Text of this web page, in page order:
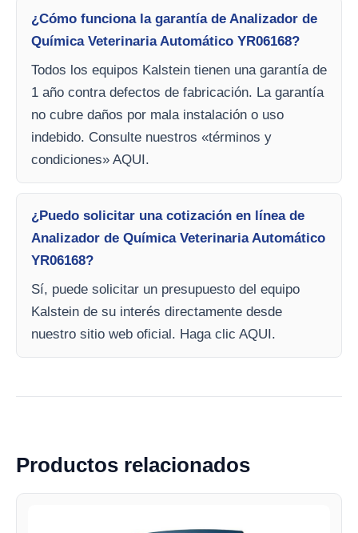
¿Cómo funciona la garantía de Analizador de
Química Veterinaria Automático YR06168?
Todos los equipos Kalstein tienen una garantía de
1 año contra defectos de fabricación. La garantía
no cubre daños por mala instalación o uso
indebido. Consulte nuestros «términos y
condiciones» AQUI.
¿Puedo solicitar una cotización en línea de
Analizador de Química Veterinaria Automático
YR06168?
Sí, puede solicitar un presupuesto del equipo
Kalstein de su interés directamente desde
nuestro sitio web oficial. Haga clic AQUI.
Productos relacionados